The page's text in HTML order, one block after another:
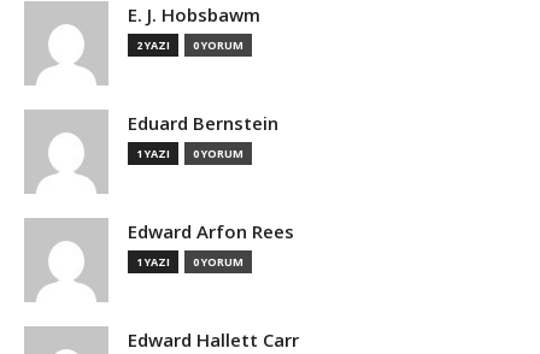
E. J. Hobsbawm
2 YAZI 0 YORUM
Eduard Bernstein
1 YAZI 0 YORUM
Edward Arfon Rees
1 YAZI 0 YORUM
Edward Hallett Carr